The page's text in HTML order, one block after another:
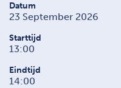
Datum
23 September 2026
Starttijd
13:00
Eindtijd
14:00